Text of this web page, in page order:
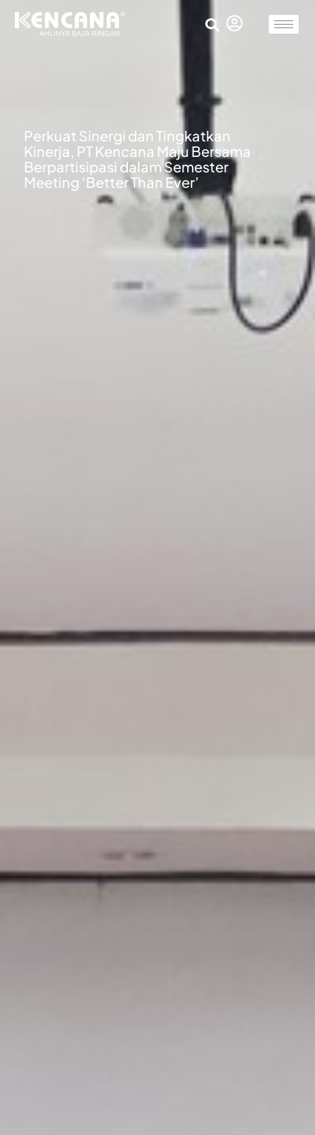
Perkuat Sinergi dan Tingkatkan
Kinerja, PT Kencana Maju Bersama
Berpartisipasi dalam Semester
Meeting ‘Better Than Ever’